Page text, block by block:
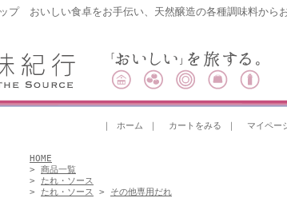
プ おいしい食卓をお手伝い、天然醸造の各種調味料からお
｜ ホーム ｜ カートをみる ｜ マイペー
HOME
> 商品一覧
> たれ・ソース
> たれ・ソース > その他専用だれ